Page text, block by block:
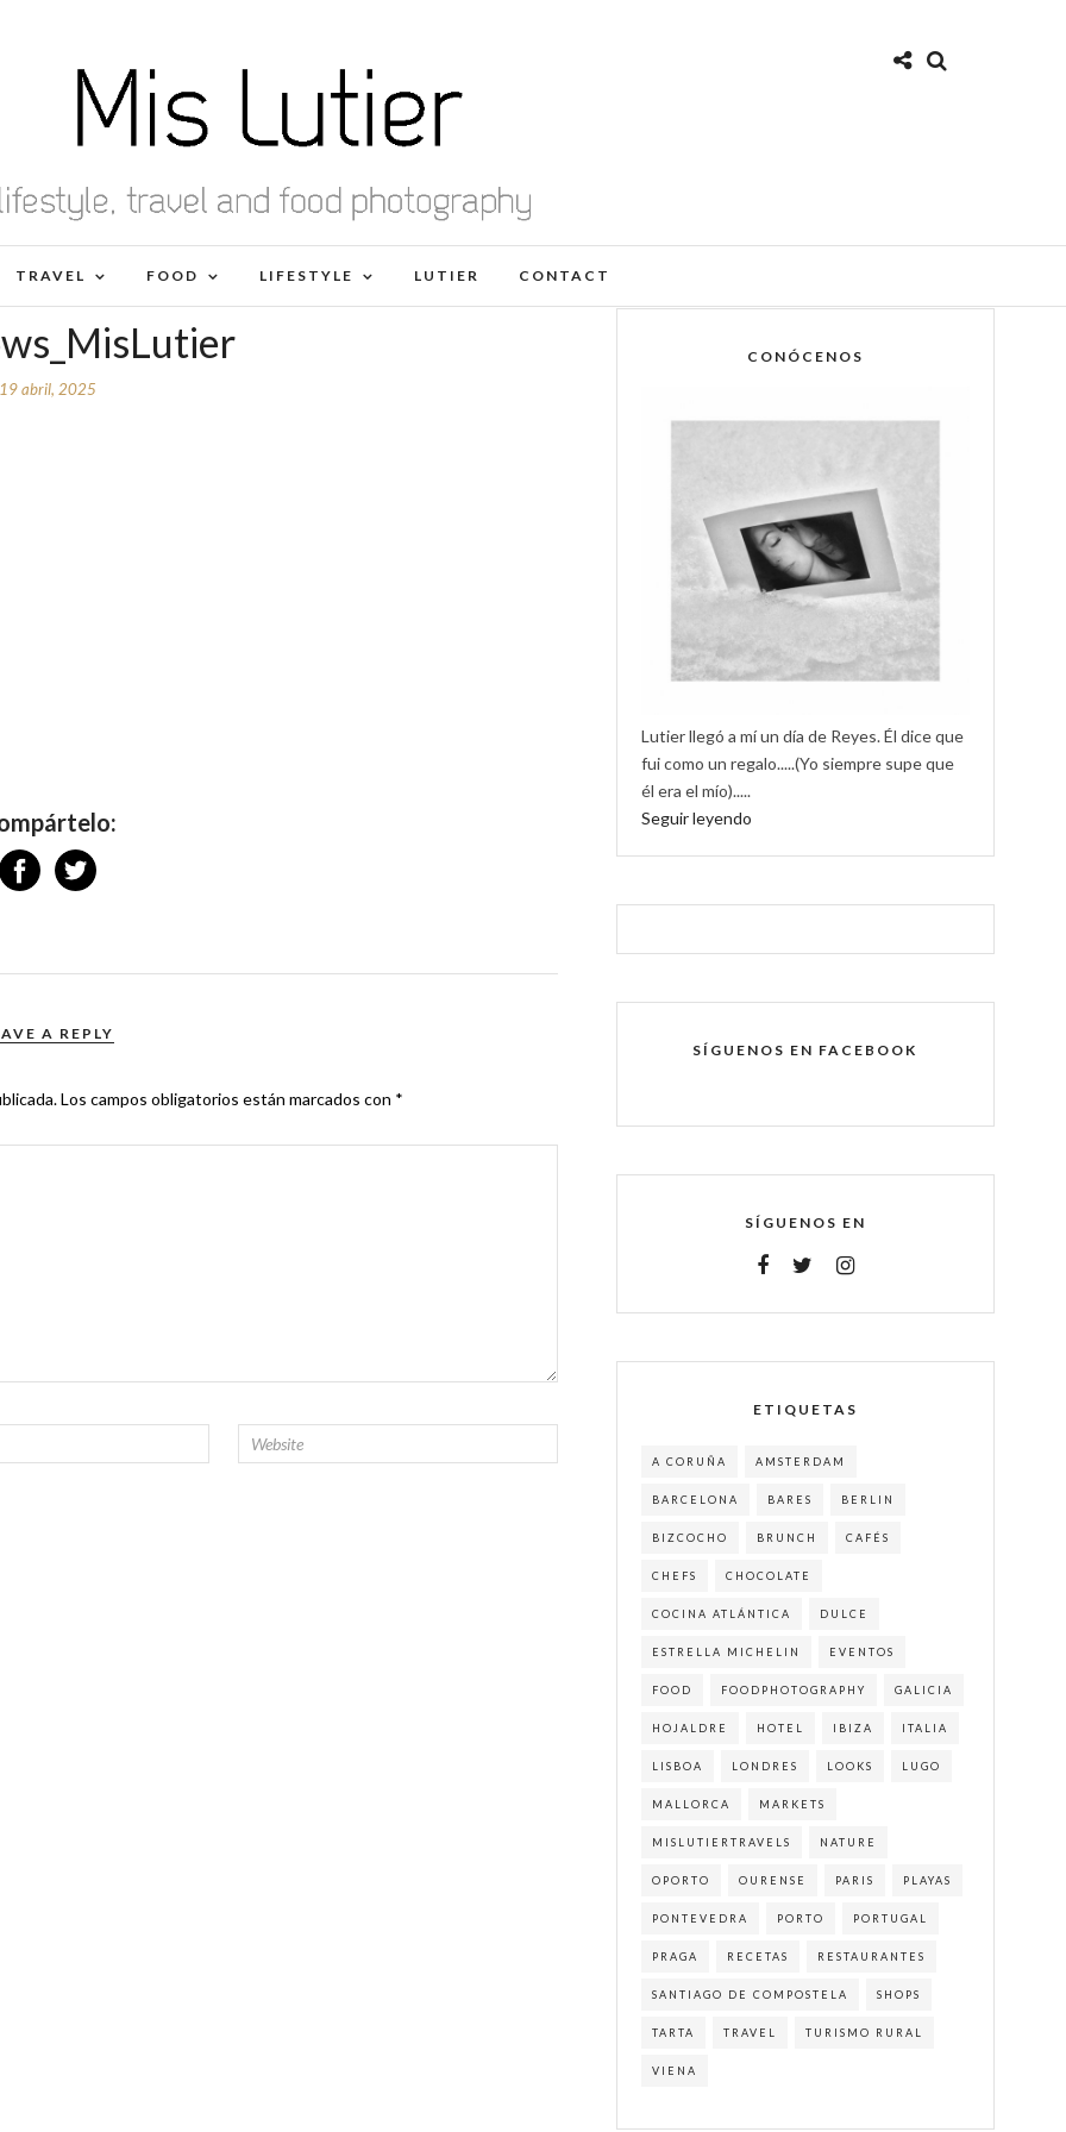
TRAVEL FOOD LIFESTYLE LUTIER CONTACT
19 abril, 2025
A REPLY
Los campos obligatorios están marcados con *
CONÓCENOS
Lutier llegó a mí un día de Reyes. Él dice que
fui como un regalo.....(Yo siempre supe que
él era el mío).....
Seguir leyendo
SÍGUENOS EN FACEBOOK
SÍGUENOS EN
ETIQUETAS
A CORUÑA AMSTERDAM
BARCELONA BARES BERLIN
BIZCOCHO BRUNCH CAFÉS
CHEFS CHOCOLATE
COCINA ATLÁNTICA DULCE
ESTRELLA MICHELIN EVENTOS
FOOD FOODPHOTOGRAPHY GALICIA
HOJALDRE HOTEL IBIZA ITALIA
LISBOA LONDRES LOOKS LUGO
MALLORCA MARKETS
MISLUTIERTRAVELS NATURE
OPORTO OURENSE PARIS PLAYAS
PONTEVEDRA PORTO PORTUGAL
PRAGA RECETAS RESTAURANTES
SANTIAGO DE COMPOSTELA SHOPS
TARTA TRAVEL TURISMO RURAL
VIENA